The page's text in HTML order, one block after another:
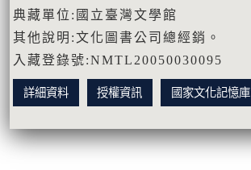
典藏單位:國立臺灣文學館
其他說明:文化圖書公司總經銷。
入藏登錄號:NMTL20050030095
詳細資料 授權資訊 國家文化記憶庫